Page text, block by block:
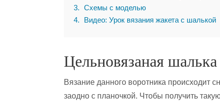
3
Схемы с моделью
4
Видео: Урок вязания жакета с шалькой
Цельновязаная
Вязание данного воротника происходит
заодно с планочкой. Чтобы получить